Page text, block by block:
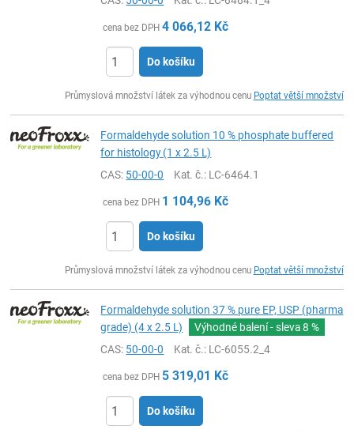
cena bez DPH 4 066,12 Kč
Do košíku
Průmyslová množství látek za výhodnou cenu Poptat větší množství
Formaldehyde solution 10 % phosphate buffered
for histology (1 x 2.5 L)
CAS: 50-00-0 Kat. č.: LC-6464.1
cena bez DPH 1 104,96 Kč
Do košíku
Průmyslová množství látek za výhodnou cenu Poptat větší množství
Formaldehyde solution 37 % pure EP, USP (pharma
grade) (4 x 2.5 L)
Výhodné balení - sleva8 %
CAS: 50-00-0 Kat. č.: LC-6055.2_4
cena bez DPH 5 319,01 Kč
Do košíku